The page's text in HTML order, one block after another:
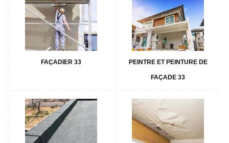
FAÇADIER 33 PEINTRE ET PEINTURE DE
FAÇADE 33